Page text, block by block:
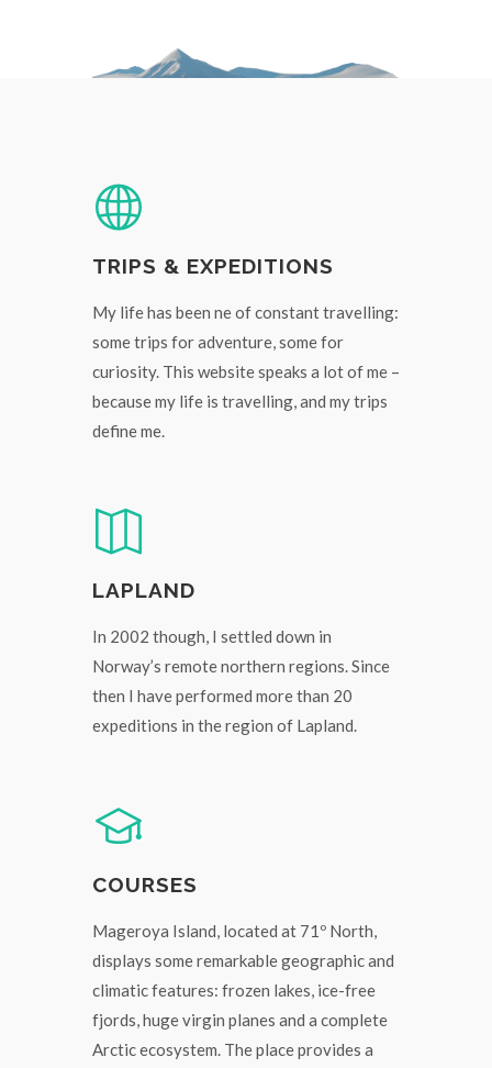
TRIPS & EXPEDITIONS
My life has been ne of constant travelling:
some trips for adventure, some for
curiosity. This website speaks a lot of me –
because my life is travelling, and my trips
define me.
LAPLAND
In 2002 though, I settled down in
Norway’s remote northern regions. Since
then I have performed more than 20
expeditions in the region of Lapland.
COURSES
Mageroya Island, located at 71º North,
displays some remarkable geographic and
climatic features: frozen lakes, ice-free
fjords, huge virgin planes and a complete
Arctic ecosystem. The place provides a